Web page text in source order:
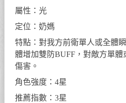
屬性：光
定位：奶媽
特點：對我方前衛單人或全體
體增加雙防BUFF，對敵方單
傷害。
角色強度：4星
推薦指數：3星